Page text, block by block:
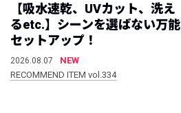
【吸水速乾、UVカット、洗え
るetc.】シーンを選ばない万能
セットアップ！
2026.08.07
NEW
RECOMMEND ITEM vol.334